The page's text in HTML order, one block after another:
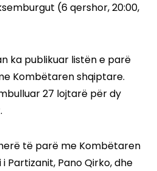
(6 qershor, 20:00,
ka publikuar listën e parë
Kombëtaren shqiptare.
27 lojtarë për dy
të parë me Kombëtaren
Partizanit, Pano Qirko, dhe